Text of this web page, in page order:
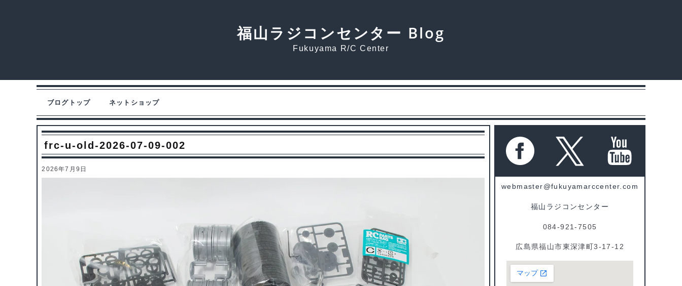
福山ラジコンセンター Blog
Fukuyama R/C Center
ブログトップ ネットショップ
frc-u-old-2026-07-09-002
2026年7月9日
webmaster@fukuyamarccenter.com
福山ラジコンセンター
084-921-7505
広島県福山市東深津町3-17-12